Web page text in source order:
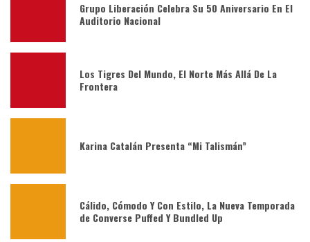
Grupo Liberación Celebra Su 50 Aniversario En El
Auditorio Nacional
Los Tigres Del Mundo, El Norte Más Allá De La
Frontera
Karina Catalán Presenta “Mi Talismán”
Cálido, Cómodo Y Con Estilo, La Nueva Temporada
de Converse Puffed Y Bundled Up